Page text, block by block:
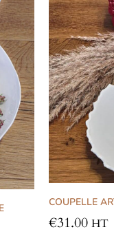
COUPELLE
€31.00 HT